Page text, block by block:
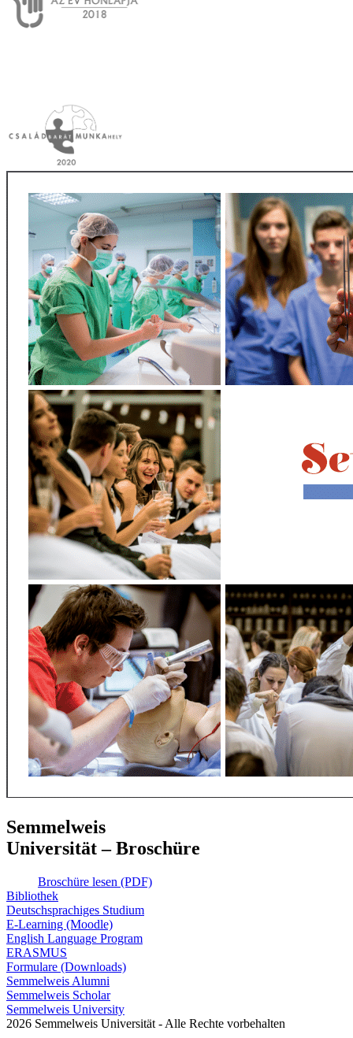
Semmelweis
Universität – Broschüre
Broschüre lesen (PDF)
Bibliothek
Deutschsprachiges Studium
E-Learning (Moodle)
English Language Program
ERASMUS
Formulare (Downloads)
Semmelweis Alumni
Semmelweis Scholar
Semmelweis University
2026 Semmelweis Universität - Alle Rechte vorbehalten